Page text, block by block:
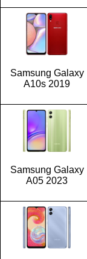
Samsung Galaxy
A10s 2019
Samsung Galaxy
A05 2023